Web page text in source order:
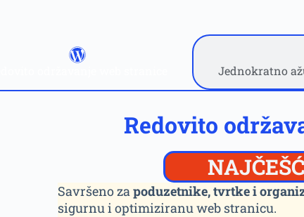
Jednokratno
Redovito
Savršeno za poduzetnike, tvrtke i
sigurnu i optimiziranu web stranicu.